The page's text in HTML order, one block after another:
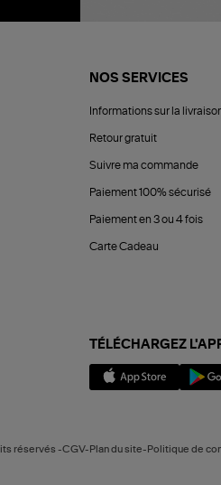
NOS SERVICES
Informations sur la
Retour gratuit
Suivre ma commande
Paiement 100% sécurisé
Paiement en 3 ou 4 fois
Carte Cadeau
TÉLÉCHARGEZ
réservés -CGV-Plan du site-Politique de